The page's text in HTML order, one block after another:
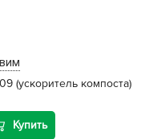
(ускоритель компоста)
Купить